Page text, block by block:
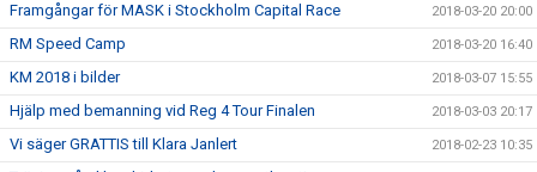
Framgångar för MASK i Stockholm Capital Race 2018-03-20 20:00
RM Speed Camp 2018-03-20 16:40
KM 2018 i bilder 2018-03-07 15:55
Hjälp med bemanning vid Reg 4 Tour Finalen 2018-03-03 20:17
Vi säger GRATTIS till Klara Janlert 2018-02-23 10:35